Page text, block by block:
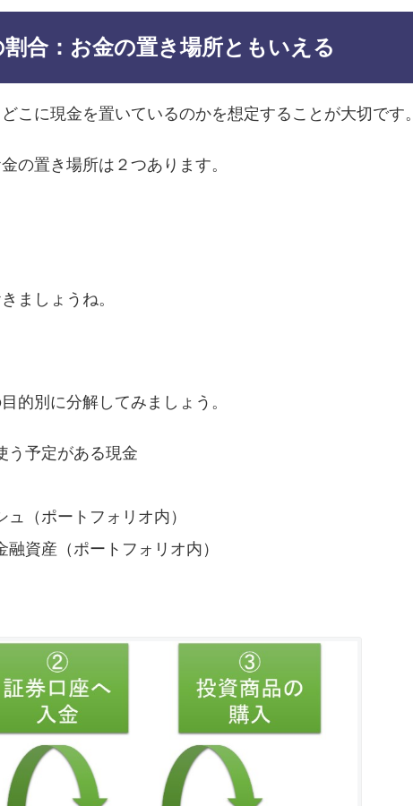
合：お金の置き場所ともいえる
こに現金を置いているのかを想定することが大切です。
の置き場所は２つあります。
ましょうね。
的別に分解してみましょう。
う予定がある現金
（ポートフォリオ内）
資産（ポートフォリオ内）